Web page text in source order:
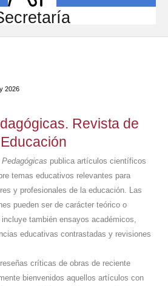
2026
Revista de
publica artículos científicos
temas educativos relevantes para
y profesionales de la educación. Las
pueden ser de carácter teórico o
también ensayos académicos,
educativas contrastadas y revisiones
críticas de obras de reciente
bienvenidos aquellos artículos con